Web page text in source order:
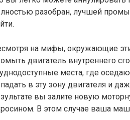
разобран, лучшей
на мифы, окружающие
двигатель внутреннего
места, где
в эту зону двигателя и
вы залите новую
В этом случае ваша